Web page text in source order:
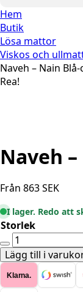
Hem
Butik
Lösa mattor
Viskos och
Naveh – Nain
Rea!
Naveh
Från 863SEK
I lager. Redo att
Storlek
Naveh
-
Nain
Blå-
Lägg till i
Klarna.